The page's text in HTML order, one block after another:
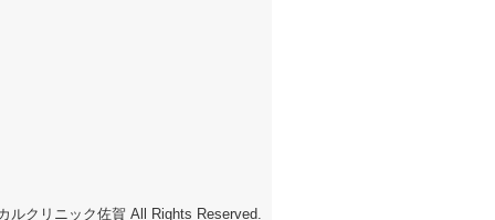
クリニック佐賀 All Rights Reserved.